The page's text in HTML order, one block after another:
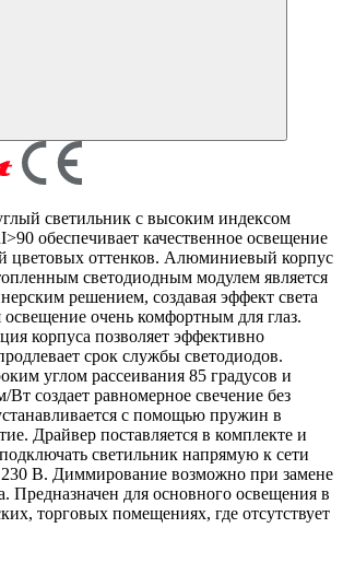
светильник c высоким индексом
обеспечивает качественное освещение
цветовых оттенков. Алюминиевый корпус
светодиодным модулем является
решением, создавая эффект света
освещение очень комфортным для глаз.
корпуса позволяет эффективно
срок службы светодиодов.
углом рассеивания 85 градусов и
Вт создает равномерное свечение без
с помощью пружин в
Драйвер поставляется в комплекте и
светильник напрямую к сети
230 В. Диммирование возможно при замене
Предназначен для основного освещения в
торговых помещениях, где отсутствует